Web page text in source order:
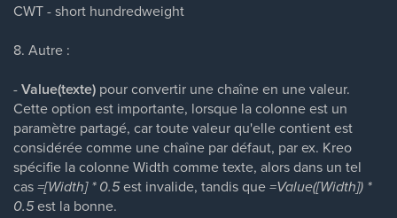
CWT - short hundredweight
8. Autre :
-Value(texte) pour convertir une chaîne en une valeur.
Cette option est importante, lorsque la colonne est un
paramètre partagé, car toute valeur qu'elle contient est
considérée comme une chaîne par défaut, par ex. Kreo
spécifie la colonne Width comme texte, alors dans un tel
cas=[Width] * 0.5est invalide, tandis que=Value([Width]) *
0.5est la bonne.